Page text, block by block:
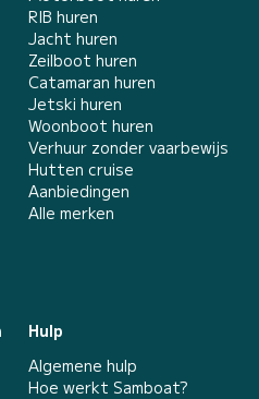
RIB huren
Jacht huren
Zeilboot huren
Catamaran huren
Jetski huren
Woonboot huren
Verhuur zonder vaarbewijs
Hutten cruise
Aanbiedingen
Alle merken
Hulp
Algemene hulp
Hoe werkt Samboat?